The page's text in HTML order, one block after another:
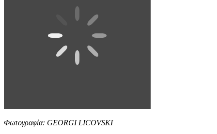
Φωτογραφία: GEORGI LICOVSKI